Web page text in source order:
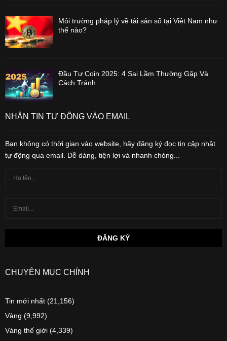
Môi trường pháp lý về tài sản số tại Việt Nam như
thế nào?
Đầu Tư Coin 2025: 4 Sai Lầm Thường Gặp Và
Cách Tránh
NHẬN TIN TỰ ĐỘNG VÀO EMAIL
Bạn không có thời gian vào website, hãy đăng ký đọc tin cập nhật
tự động qua email. Dễ dàng, tiện lợi và nhanh chóng...
CHUYÊN MỤC CHÍNH
Tin mới nhất (21,156)
Vàng (9,992)
Vàng thế giới (4,339)